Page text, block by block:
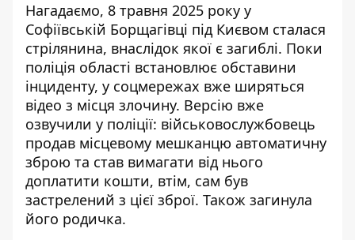
Нагадаємо, 8 травня 2025 року у
Софіївській Борщагівці під Києвом сталася
стрілянина, внаслідок якої є загиблі. Поки
поліція області встановлює обставини
інциденту, у соцмережах вже ширяться
відео з місця злочину. Версію вже
озвучили у поліції: військовослужбовець
продав місцевому мешканцю автоматичну
зброю та став вимагати від нього
доплатити кошти, втім, сам був
застрелений з цієї зброї. Також загинула
його родичка.